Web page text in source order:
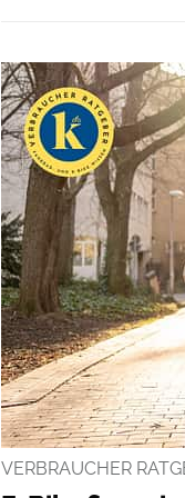
VERBRAUCHER